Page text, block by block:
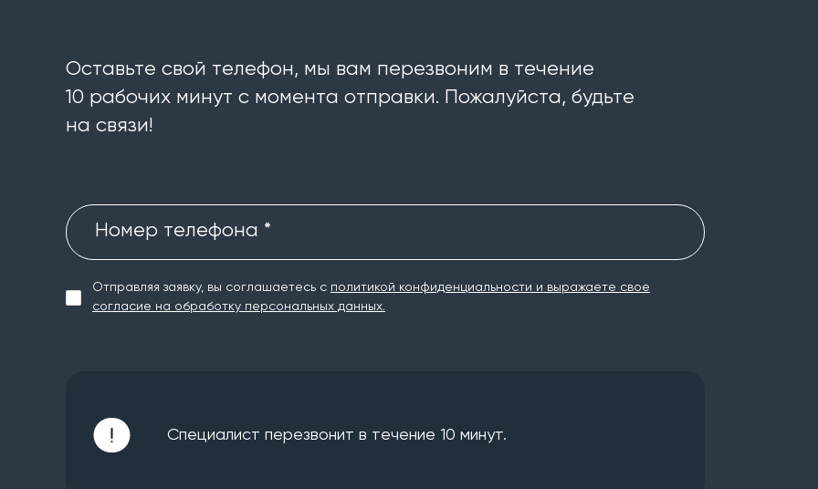
Оставьте свой телефон, мы вам перезвоним в течение
10 рабочих минут с момента отправки. Пожалуйста, будьте
на связи!
Номер телефона *
Отправляя заявку, вы соглашаетесь с политикой конфиденциальности и выражаете свое
согласие на обработку персональных данных.
Специалист перезвонит в течение 10 минут.